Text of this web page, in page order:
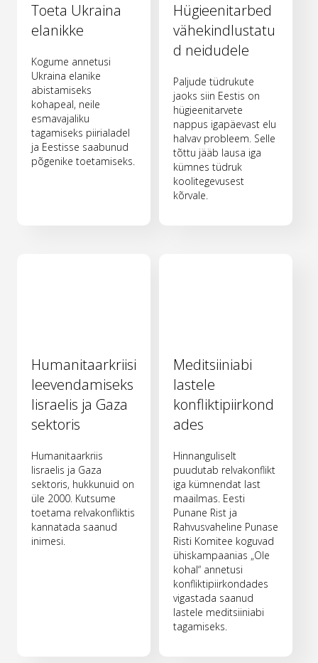
Toeta Ukraina
elanikke
Kogume annetusi
Ukraina elanike
abistamiseks
kohapeal, neile
esmavajaliku
tagamiseks piirialadel
ja Eestisse saabunud
põgenike toetamiseks.
Hügieenitarbed
vähekindlustatu
d neidudele
Paljude tüdrukute
jaoks siin Eestis on
hügieenitarvete
nappus igapäevast elu
halvav probleem. Selle
tõttu jääb lausa iga
kümnes tüdruk
koolitegevusest
kõrvale.
Humanitaarkriisi
leevendamiseks
Iisraelis ja Gaza
sektoris
Humanitaarkriis
Iisraelis ja Gaza
sektoris, hukkunuid on
üle 2000. Kutsume
toetama relvakonfliktis
kannatada saanud
inimesi.
Meditsiiniabi
lastele
konfliktipiirkond
ades
Hinnanguliselt
puudutab relvakonflikt
iga kümnendat last
maailmas. Eesti
Punane Rist ja
Rahvusvaheline Punase
Risti Komitee koguvad
ühiskampaanias „Ole
kohal“ annetusi
konfliktipiirkondades
vigastada saanud
lastele meditsiiniabi
tagamiseks.